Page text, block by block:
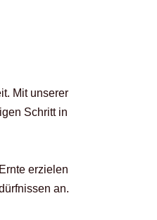
Mit unserer
Schritt in
erzielen
an.